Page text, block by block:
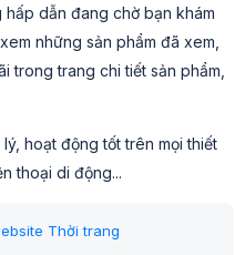
dẫn đang chờ bạn khám
những sản phẩm đã xem,
trong trang chi tiết sản phẩm,
hoạt động tốt trên mọi thiết
thoại di động...
Thời trang